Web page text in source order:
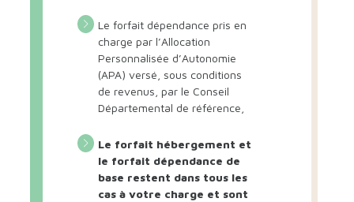
Le forfait dépendance pris en
charge par l’Allocation
Personnalisée d’Autonomie
(APA) versé, sous conditions
de revenus, par le Conseil
Départemental de référence,
Le forfait hébergement et
le forfait dépendance de
base restent dans tous les
cas à votre charge et sont